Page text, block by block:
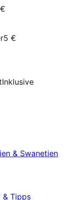
5 €
Inklusive
& Swanetien
& Tipps